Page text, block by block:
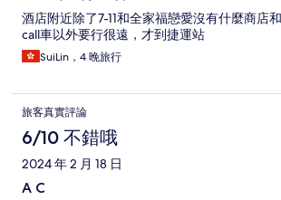
酒店附近除了7-11和全家福戀愛沒有什麼商店
call車以外要行很遠，才到捷運站
SuiLin，4 晚旅行
旅客真實評論
6/10 不錯哦
2024 年 2 月 18 日
A C